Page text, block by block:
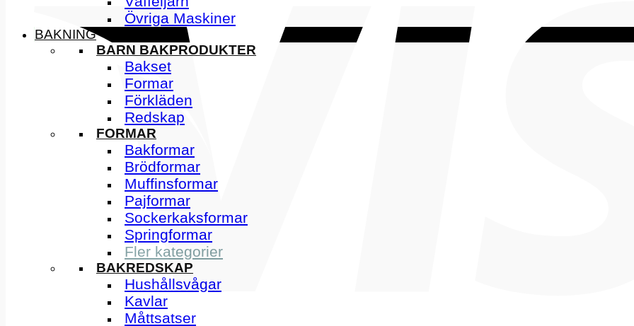
Övriga Maskiner
BAKNING
BARN BAKPRODUKTER
Bakset
Formar
Förkläden
Redskap
FORMAR
Bakformar
Brödformar
Muffinsformar
Pajformar
Sockerkaksformar
Springformar
Fler kategorier
BAKREDSKAP
Hushållsvågar
Kavlar
Måttsatser